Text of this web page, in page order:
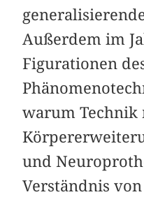
Außerdem im
Figurationen
warum Technik
und
Verständnis